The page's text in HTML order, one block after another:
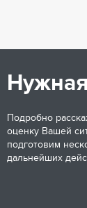
Подробно
оценку Вашей
подготовим
дальнейших